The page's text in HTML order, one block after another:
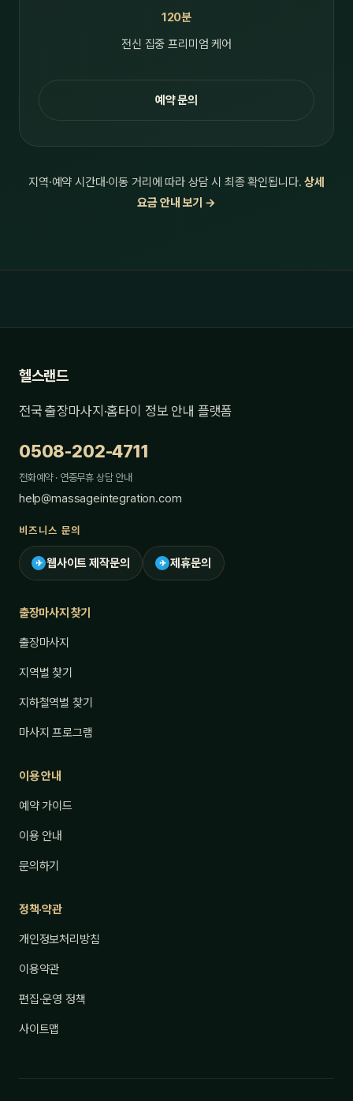
120분
전신 집중 프리미엄 케어
예약 문의
지역·예약 시간대·이동 거리에 따라 상담 시 최종 확인됩니다.상세
요금 안내 보기 →
헬스랜드
전국 출장마사지·홈타이 정보 안내 플랫폼
0508-202-4711
전화예약 · 연중무휴 상담 안내
help@massageintegration.com
비즈니스 문의
✈ 웹사이트 제작문의 ✈ 제휴문의
출장마사지 찾기
출장마사지
지역별 찾기
지하철역별 찾기
마사지 프로그램
이용 안내
예약 가이드
이용 안내
문의하기
정책·약관
개인정보처리방침
이용약관
편집·운영 정책
사이트맵